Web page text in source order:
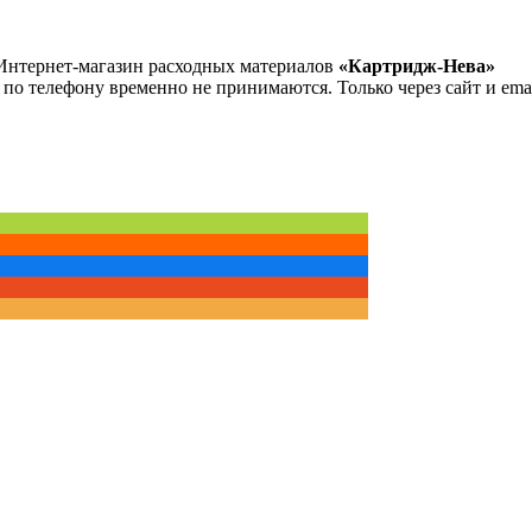
магазин расходных материалов «Картридж-Нева»
по телефону временно не принимаются. Только через сайт и